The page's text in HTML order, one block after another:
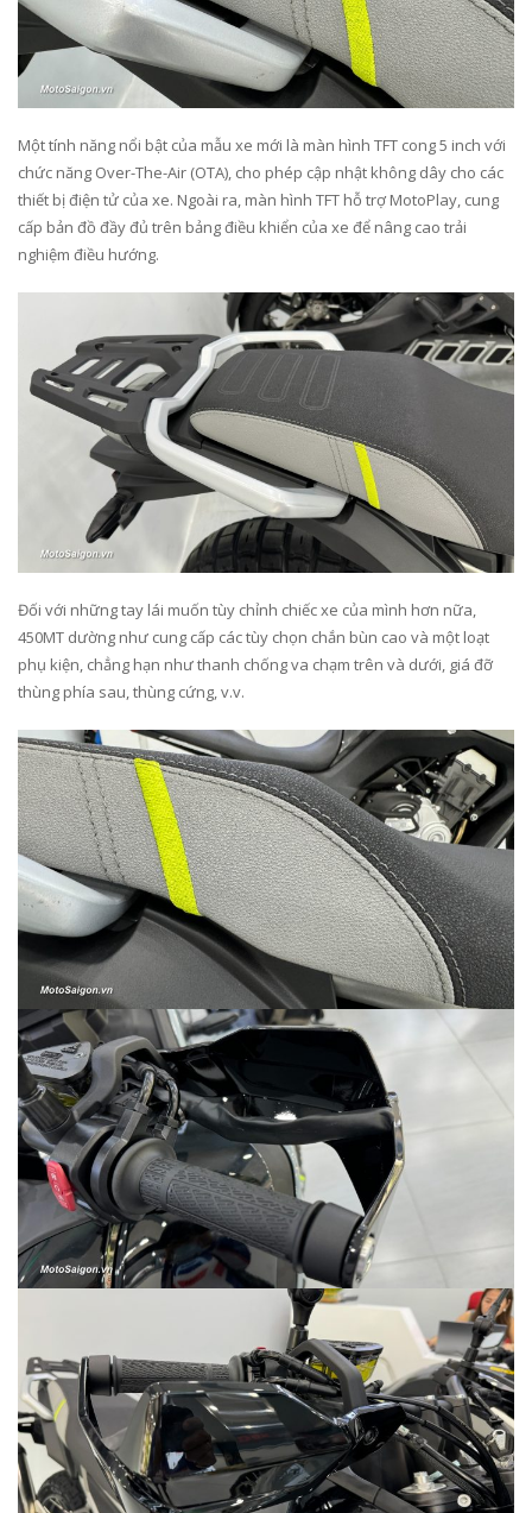
Một tính năng nổi bật của mẫu xe mới là màn hình TFT cong 5 inch với
chức năng Over-The-Air (OTA), cho phép cập nhật không dây cho các
thiết bị điện tử của xe. Ngoài ra, màn hình TFT hỗ trợ MotoPlay, cung
cấp bản đồ đầy đủ trên bảng điều khiển của xe để nâng cao trải
nghiệm điều hướng.
Đối với những tay lái muốn tùy chỉnh chiếc xe của mình hơn nữa,
450MT dường như cung cấp các tùy chọn chắn bùn cao và một loạt
phụ kiện, chẳng hạn như thanh chống va chạm trên và dưới, giá đỡ
thùng phía sau, thùng cứng, v.v.